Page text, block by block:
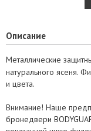
Описание
Металлические
натурального ясеня.
и цвета.
Внимание! Наше
бронедвери